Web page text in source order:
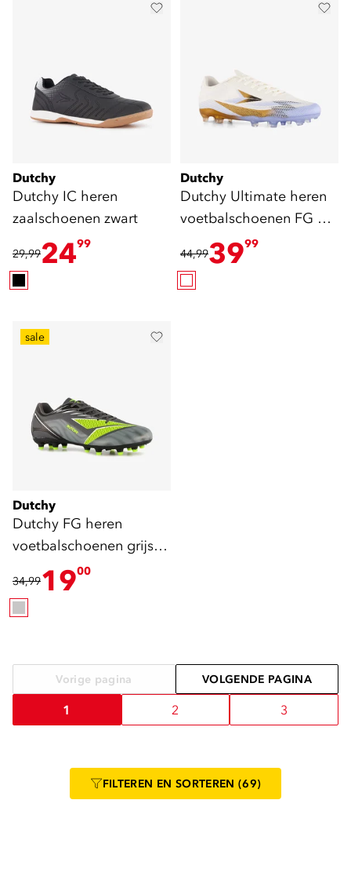
Dutchy
Dutchy IC heren
zaalschoenen zwart
29,992499
Dutchy
Dutchy Ultimate heren
voetbalschoenen FG wit
goud
44,993999
sale
Dutchy
Dutchy FG heren
voetbalschoenen grijs
groen
34,991900
Vorige pagina VOLGENDE PAGINA
1 2 3
FILTEREN EN SORTEREN (69)